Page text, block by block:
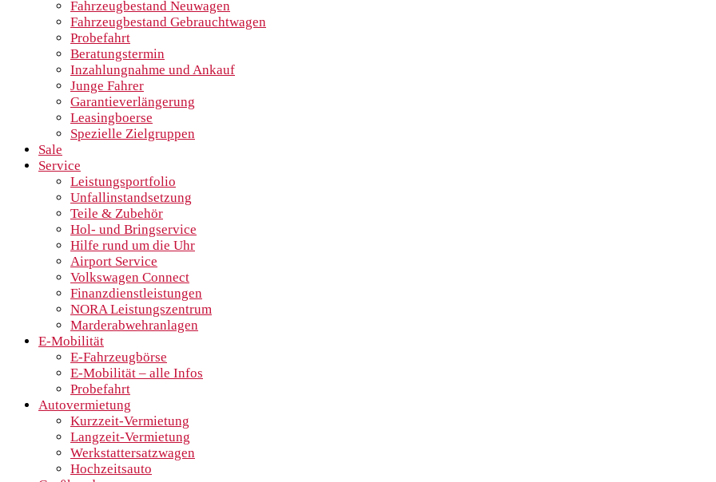
Fahrzeugbestand Neuwagen
Fahrzeugbestand Gebrauchtwagen
Probefahrt
Beratungstermin
Inzahlungnahme und Ankauf
Junge Fahrer
Garantieverlängerung
Leasingboerse
Spezielle Zielgruppen
Sale
Service
Leistungsportfolio
Unfallinstandsetzung
Teile & Zubehör
Hol- und Bringservice
Hilfe rund um die Uhr
Airport Service
Volkswagen Connect
Finanzdienstleistungen
NORA Leistungszentrum
Marderabwehranlagen
E-Mobilität
E-Fahrzeugbörse
E-Mobilität – alle Infos
Probefahrt
Autovermietung
Kurzzeit-Vermietung
Langzeit-Vermietung
Werkstattersatzwagen
Hochzeitsauto